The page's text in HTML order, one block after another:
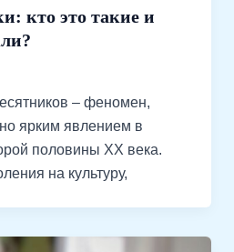
кто это такие и
– феномен,
ярким явлением в
половины XX века.
на культуру,